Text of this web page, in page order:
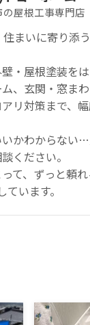
の屋根工事専門店
まいに寄り添
・屋根塗装を
、玄関・窓まわ
リ対策まで、
いかわからない
ください。
て、ずっと頼
います。